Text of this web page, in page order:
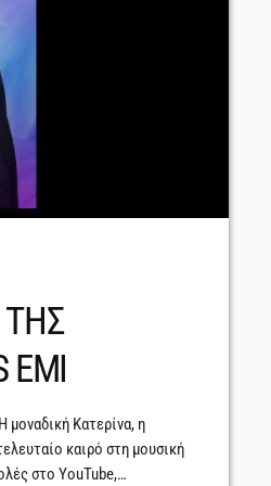
ΤΗΣ
Κατερίνα, η
καιρό στη μουσική
στο YouTube,